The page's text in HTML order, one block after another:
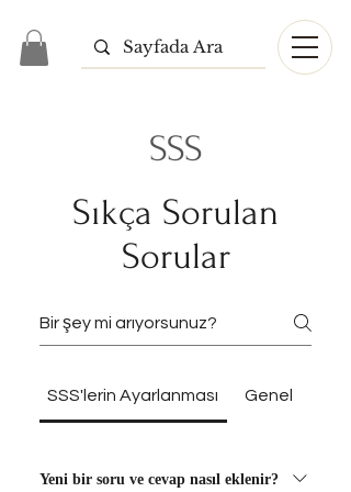
SSS
Sıkça Sorulan
Sorular
SSS'lerin Ayarlanması Genel
Yeni bir soru ve cevap nasıl eklenir?